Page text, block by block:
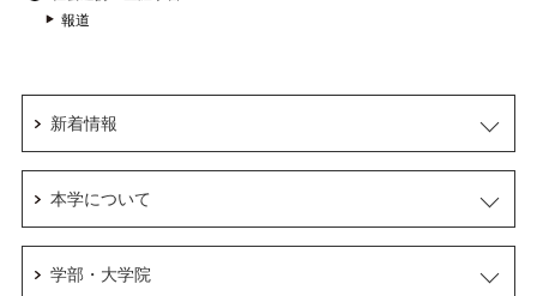
報道
新着情報
本学について
学部・大学院